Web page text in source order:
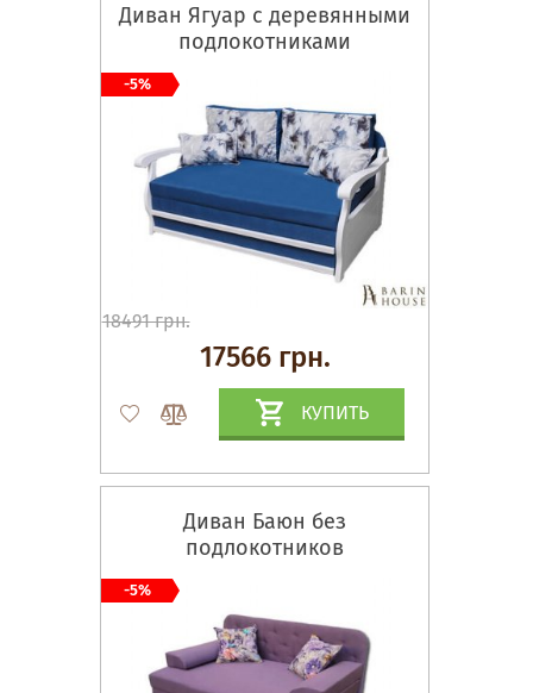
Диван Ягуар с деревянными
подлокотниками
18491 грн.
17566 грн.
КУПИТЬ
-5%
Диван Баюн без
подлокотников
-5%